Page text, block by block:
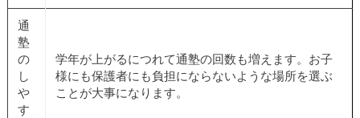
通
塾
の
し
や
す
学年が上がるにつれて通塾の回数も増えます。お子
様にも保護者にも負担にならないような場所を選ぶ
ことが大事になります。